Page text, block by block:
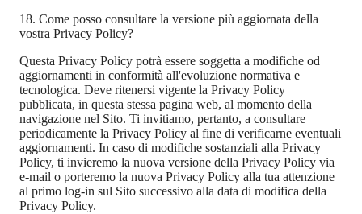
18. Come posso consultare la versione più aggiornata della
vostra Privacy Policy?
Questa Privacy Policy potrà essere soggetta a modifiche od
aggiornamenti in conformità all'evoluzione normativa e
tecnologica. Deve ritenersi vigente la Privacy Policy
pubblicata, in questa stessa pagina web, al momento della
navigazione nel Sito. Ti invitiamo, pertanto, a consultare
periodicamente la Privacy Policy al fine di verificarne eventuali
aggiornamenti. In caso di modifiche sostanziali alla Privacy
Policy, ti invieremo la nuova versione della Privacy Policy via
e-mail o porteremo la nuova Privacy Policy alla tua attenzione
al primo log-in sul Sito successivo alla data di modifica della
Privacy Policy.